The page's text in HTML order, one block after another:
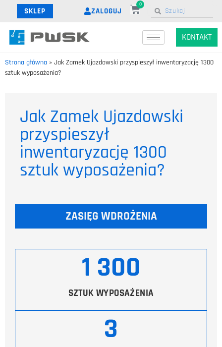
SKLEP ZALOGUJ
0
KONTAKT
Strona główna » Jak Zamek Ujazdowski przyspieszył inwentaryzację 1300
sztuk wyposażenia?
Jak Zamek Ujazdowski
przyspieszył
inwentaryzację 1300
sztuk wyposażenia?
ZASIĘG WDROŻENIA
SZTUK WYPOSAŻENIA
1 300
3